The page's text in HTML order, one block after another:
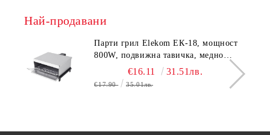
Най-продавани
Парти грил Elekom ЕК-18, мощност
800W, подвижна тавичка, медно
покритие на реотана
€16.11 31.51лв.
€17.90 35.01лв.